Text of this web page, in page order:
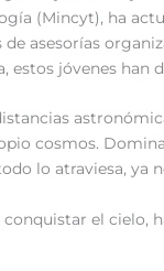
(Mincyt), ha
de asesorías
estos jóvenes han
cosmos.
lo atraviesa, ya
conquistar el cielo,